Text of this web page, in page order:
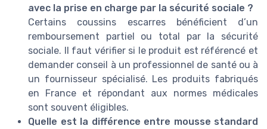
avec la prise en charge par la sécurité sociale ?
Certains coussins escarres bénéficient d’un
remboursement partiel ou total par la sécurité
sociale. Il faut vérifier si le produit est référencé et
demander conseil à un professionnel de santé ou à
un fournisseur spécialisé. Les produits fabriqués
en France et répondant aux normes médicales
sont souvent éligibles.
Quelle est la différence entre mousse standard